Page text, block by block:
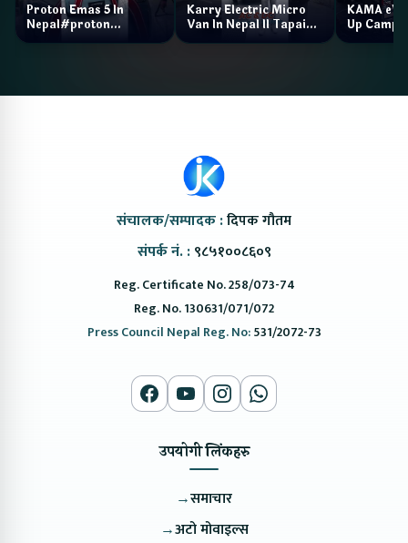
Proton Emas 5 In
Nepal#proton
#protonemas5#protonnepal#evcarnepal
Karry Electric Micro
Van In Nepal II Tapaiko
Bazar II Jankari
KAMA eV
Up Camp
संचालक/सम्पादक :दिपक गौतम
संपर्क नं. : ९८५१००८६०९
Reg. Certificate No. 258/073-74
Reg. No. 130631/071/072
Press Council Nepal Reg. No:531/2072-73
उपयोगी लिंकहरु
→समाचार
→अटो मोवाइल्स